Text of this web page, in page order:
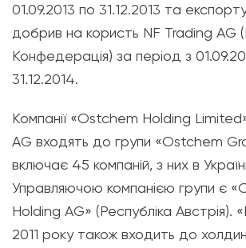
01.09.2013 по 31.12.2013 та
добрив на користь NF Trading AG
Конфедерація) за період з
31.12.2014.
Компанії «Ostchem Holding
AG входять до групи «Ostchem
включає 45 компаній, з них в
Управляючою компанією групи є
Holding AG» (Республіка Австрія).
2011 року також входить до